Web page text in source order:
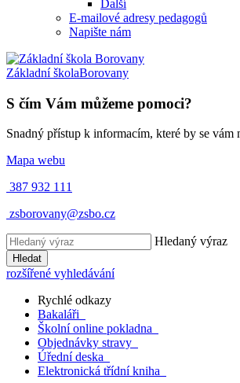
Další
E-mailové adresy pedagogů
Napište nám
Základní školaBorovany
S čím Vám můžeme pomoci?
Snadný přístup k informacím, které by se
Mapa webu
387 932 111
zsborovany@zsbo.cz
Hledaný výraz
Hledat
rozšířené vyhledávání
Rychlé odkazy
Bakaláři
Školní online pokladna
Objednávky stravy
Úřední deska
Elektronická třídní kniha